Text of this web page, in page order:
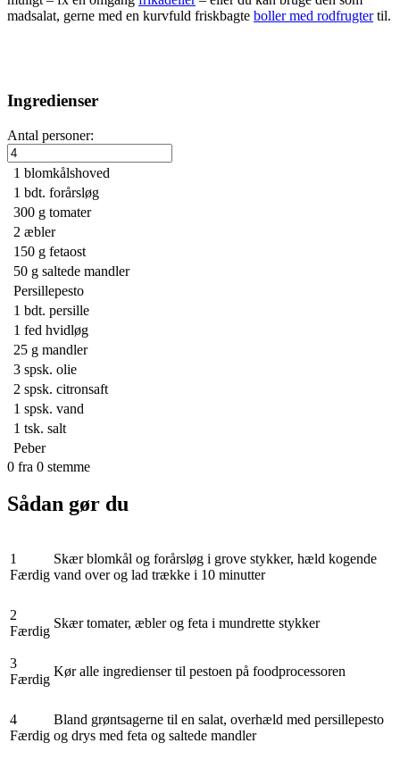
madsalat, gerne med en kurvfuld friskbagte boller med rodfrugtertil.
Ingredienser
Antal personer:
1 blomkålshoved
1 bdt. forårsløg
300 g tomater
2 æbler
150 g fetaost
50 g saltede mandler
Persillepesto
1 bdt. persille
1 fed hvidløg
25 g mandler
3 spsk. olie
2 spsk. citronsaft
1 spsk. vand
1 tsk. salt
Peber
0 fra 0 stemme
Sådan gør du
1
Færdig
Skær blomkål og forårsløg i grove stykker, hæld kogende
vand over og lad trække i 10 minutter
2
Færdig
Skær tomater, æbler og feta i mundrette stykker
3
Færdig
Kør alle ingredienser til pestoen på foodprocessoren
4
Færdig
Bland grøntsagerne til en salat, overhæld med persillepesto
og drys med feta og saltede mandler